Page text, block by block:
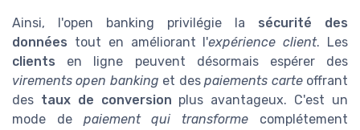
Ainsi, l'open banking privilégie la sécurité des
données tout en améliorant l'expérience client. Les
clients en ligne peuvent désormais espérer des
virements open banking et despaiements carteoffrant
des taux de conversion plus avantageux. C'est un
mode de paiement qui transforme complétement